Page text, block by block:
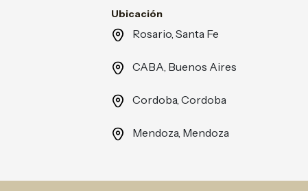
Ubicación
Rosario, Santa Fe
CABA, Buenos Aires
Cordoba, Cordoba
Mendoza, Mendoza